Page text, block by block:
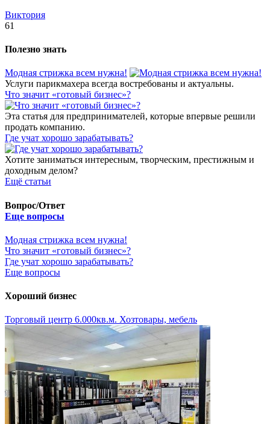
Виктория
61
Полезно знать
Модная стрижка всем нужна!
Услуги парикмахера всегда востребованы и актуальны.
​Что значит «готовый бизнес»?
Эта статья для предпринимателей, которые впервые решили
продать компанию.
​Где учат хорошо зарабатывать?
Хотите заниматься интересным, творческим, престижным и
доходным делом?
Ещё статьи
Вопрос/Ответ
Еще вопросы
Модная стрижка всем нужна!
​Что значит «готовый бизнес»?
​Где учат хорошо зарабатывать?
Еще вопросы
Хороший бизнес
Торговый центр 6.000кв.м. Хозтовары, мебель